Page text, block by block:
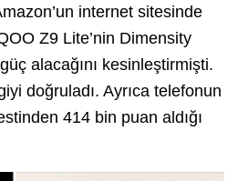
internet sitesinde
Z9 Lite’nin Dimensity
alacağını kesinleştirmişti.
doğruladı. Ayrıca telefonun
414 bin puan aldığı